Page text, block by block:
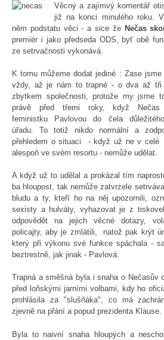
Věcný a zajímvý komentář
již na konci minulého roku.
něm podstatu věci - a sice že Nečas
premiér i jako předseda ODS, byť obě
ze setrvačnosti vykonává.
K tomu můžeme dodat jediné : Zase
vždy, až je nám to trapné - o dva až tři
zbytkem společnosti, protože my jsme
právě před třemi roky, když Nečas
feministku Pavlovou do čela
úřadu. To totiž nikdo normální a
přehledem o situaci - když už ne v celé
alespoň ve svém resortu - nemůže udělat.
A když už to udělal a prokázal tím
ba hloupost, tak nemůže zatvrzele
bludu a ty, kteří ho na něj upozornili,
sexisty a hulváty, vyhazovat je z
odpovědět na jejich věcné dotazy,
policajty, aby je zmlátili, natož pak krýt
který při výkonu své funkce spáchala -
beztrestně, jak jinak - Pavlová.
Trapná a směšná byla i snaha o Nečasův
před loňskými jarními volbami, kdy ho
prohlásila za "slušňáka", co má
zjevně na přání a popud prezidenta Klause.
Byla to naivní snaha hloupých a